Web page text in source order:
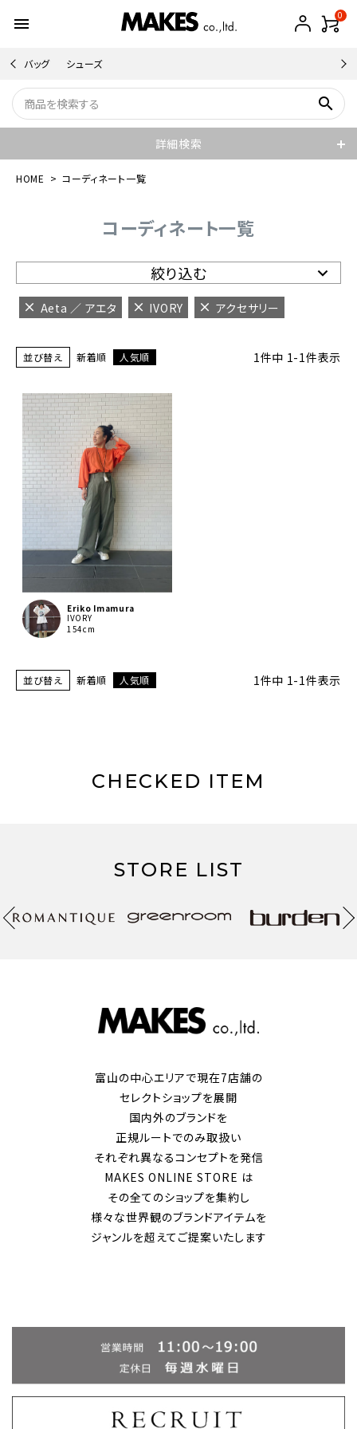
menu 0
バッグ シューズ
search
詳細検索
HOME コーディネート一覧
コーディネート一覧
絞り込む
Aeta ／ アエタ IVORY アクセサリー
並び替え 新着順 人気順 1件中 1-1件表示
Eriko Imamura
IVORY
154cm
並び替え 新着順 人気順 1件中 1-1件表示
CHECKED ITEM
STORE LIST
富山の中心エリアで現在7店舗の
セレクトショップを展開
国内外のブランドを
正規ルートでのみ取扱い
それぞれ異なるコンセプトを発信
MAKES ONLINE STORE は
その全てのショップを集約し
様々な世界観のブランドアイテムを
ジャンルを超えてご提案いたします